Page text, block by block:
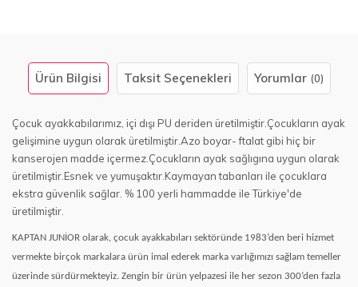
Ürün Bilgisi Taksit Seçenekleri Yorumlar (0)
Çocuk ayakkabılarımız, içi dışı PU deriden üretilmiştir.Çocukların ayak
gelişimine uygun olarak üretilmiştir.Azo boyar- ftalat gibi hiç bir
kanserojen madde içermez.Çocukların ayak sağlıgına uygun olarak
üretilmiştir.Esnek ve yumuşaktır.Kaymayan tabanları ile çocuklara
ekstra güvenlik sağlar. % 100 yerli hammadde ile Türkiye'de
üretilmiştir.
KAPTAN JUNİOR olarak, çocuk ayakkabıları sektöründe 1983’den beri hizmet
vermekte birçok markalara ürün imal ederek marka varlığımızı sağlam temeller
üzerinde sürdürmekteyiz. Zengin bir ürün yelpazesi ile her sezon 300’den fazla